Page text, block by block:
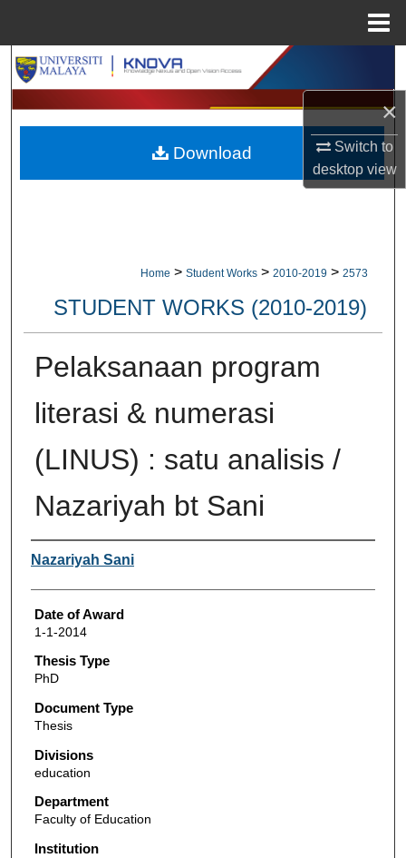
×
Switch to
desktopview
Search
Browse Collections
My Account
Home > Student Works > 2010-2019 > 2573
STUDENT WORKS (2010-2019)
Pelaksanaan program
literasi & numerasi
(LINUS) : satu analisis /
Nazariyah bt Sani
Author
Nazariyah Sani
Date of Award
1-1-2014
Thesis Type
PhD
Document Type
Thesis
Divisions
education
Department
Faculty of Education
Institution
Download